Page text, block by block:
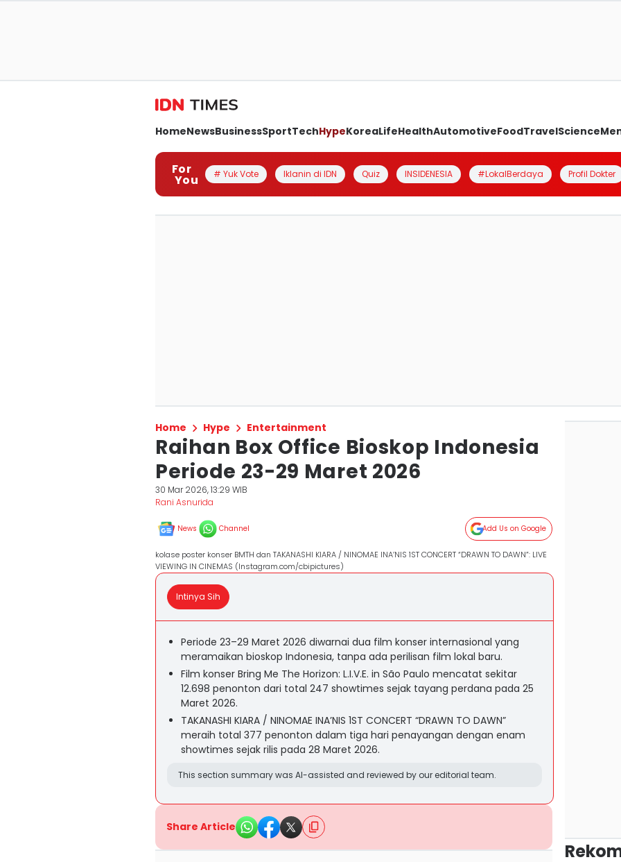
HomeNewsBusinessSportTechHypeKoreaLifeHealthAutomotiveFoodTravelScience
For
You # Yuk Vote Iklanin di IDN Quiz INSIDENESIA #LokalBerdaya Profil Dokter
Home Hype Entertainment
Raihan Box Office Bioskop Indonesia
Periode 23-29 Maret 2026
30 Mar 2026, 13:29 WIB
Rani Asnurida
News Channel Add Us on Google
kolase poster konser BMTH dan TAKANASHI KIARA / NINOMAE INA’NIS 1ST CONCERT “DRAWN TO DAWN”: LIVE
VIEWING IN CINEMAS (Instagram.com/cbipictures)
Intinya Sih
Periode 23–29 Maret 2026 diwarnai dua film konser internasional yang
meramaikan bioskop Indonesia, tanpa ada perilisan film lokal baru.
Film konser Bring Me The Horizon: L.I.V.E. in São Paulo mencatat sekitar
12.698 penonton dari total 247 showtimes sejak tayang perdana pada 25
Maret 2026.
TAKANASHI KIARA / NINOMAE INA’NIS 1ST CONCERT “DRAWN TO DAWN”
meraih total 377 penonton dalam tiga hari penayangan dengan enam
showtimes sejak rilis pada 28 Maret 2026.
This section summary was AI-assisted and reviewed by our editorial team.
Share Article